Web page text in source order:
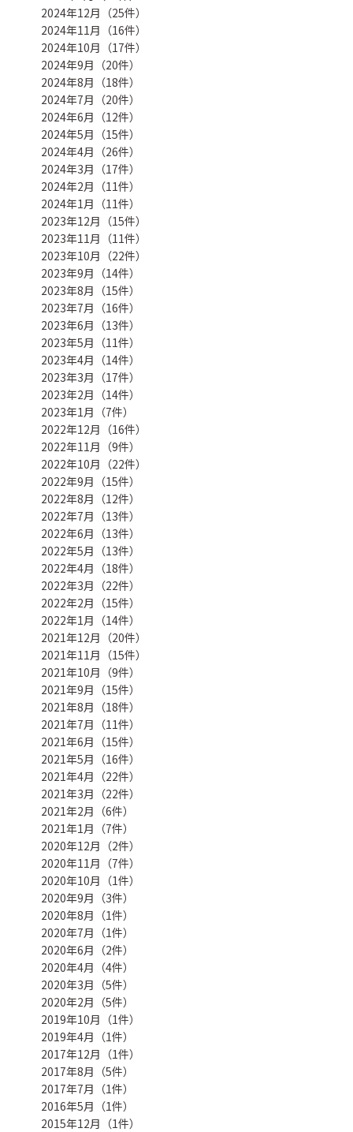
2024年12月（25件）
2024年11月（16件）
2024年10月（17件）
2024年9月（20件）
2024年8月（18件）
2024年7月（20件）
2024年6月（12件）
2024年5月（15件）
2024年4月（26件）
2024年3月（17件）
2024年2月（11件）
2024年1月（11件）
2023年12月（15件）
2023年11月（11件）
2023年10月（22件）
2023年9月（14件）
2023年8月（15件）
2023年7月（16件）
2023年6月（13件）
2023年5月（11件）
2023年4月（14件）
2023年3月（17件）
2023年2月（14件）
2023年1月（7件）
2022年12月（16件）
2022年11月（9件）
2022年10月（22件）
2022年9月（15件）
2022年8月（12件）
2022年7月（13件）
2022年6月（13件）
2022年5月（13件）
2022年4月（18件）
2022年3月（22件）
2022年2月（15件）
2022年1月（14件）
2021年12月（20件）
2021年11月（15件）
2021年10月（9件）
2021年9月（15件）
2021年8月（18件）
2021年7月（11件）
2021年6月（15件）
2021年5月（16件）
2021年4月（22件）
2021年3月（22件）
2021年2月（6件）
2021年1月（7件）
2020年12月（2件）
2020年11月（7件）
2020年10月（1件）
2020年9月（3件）
2020年8月（1件）
2020年7月（1件）
2020年6月（2件）
2020年4月（4件）
2020年3月（5件）
2020年2月（5件）
2019年10月（1件）
2019年4月（1件）
2017年12月（1件）
2017年8月（5件）
2017年7月（1件）
2016年5月（1件）
2015年12月（1件）